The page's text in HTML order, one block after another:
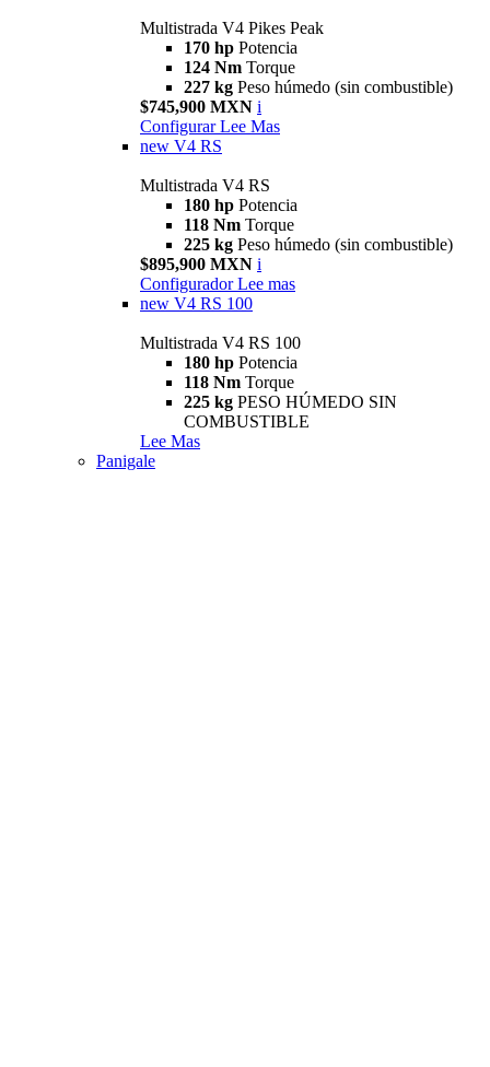
Multistrada V4 Pikes Peak
170 hp Potencia
124 Nm Torque
227 kg Peso húmedo (sin combustible)
$745,900 MXN i
Configurar Lee Mas
new V4 RS
Multistrada V4 RS
180 hp Potencia
118 Nm Torque
225 kg Peso húmedo (sin combustible)
$895,900 MXN i
Configurador Lee mas
new V4 RS 100
Multistrada V4 RS 100
180 hp Potencia
118 Nm Torque
225 kg PESO HÚMEDO SIN
COMBUSTIBLE
Lee Mas
Panigale